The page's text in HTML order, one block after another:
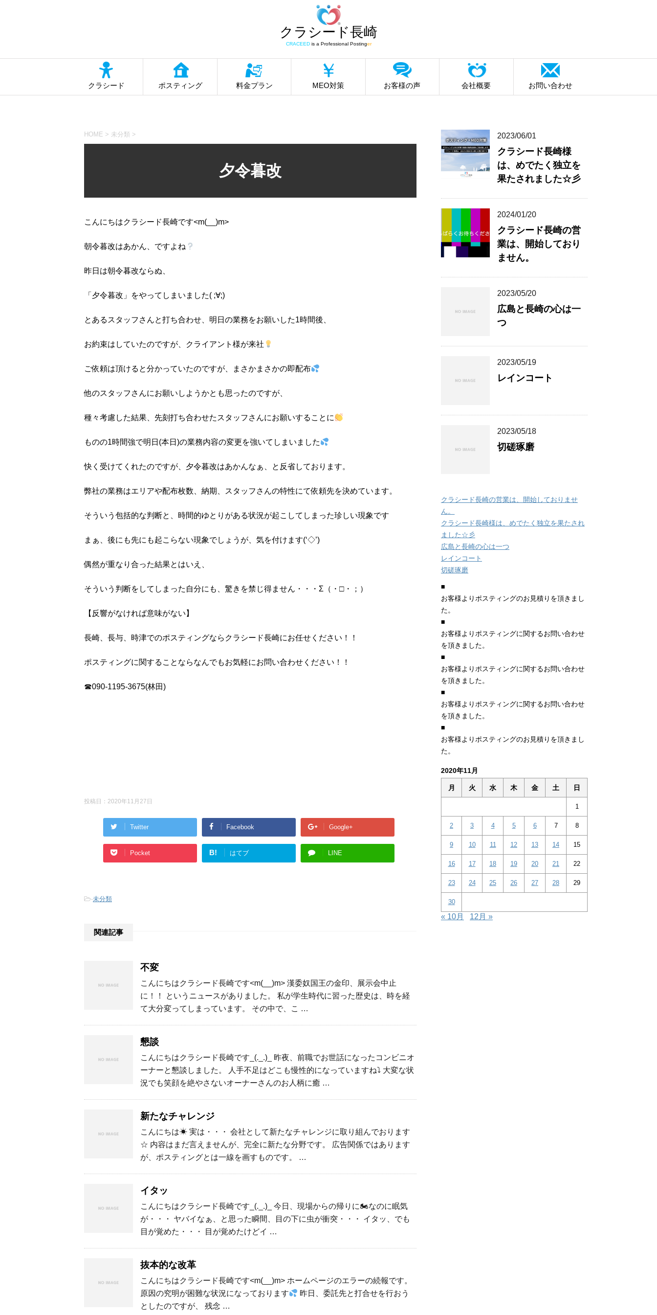
クラシード長崎
CRACEEDis a Professional Postinger
クラシード ポスティング 料金プラン MEO対策 お客様の声 会社概要 お問い合わせ
HOME > 未分類 >
夕令暮改
こんにちはクラシード長崎です<m(__)m>
朝令暮改はあかん、ですよね
昨日は朝令暮改ならぬ、
「夕令暮改」をやってしまいました( ;∀;)
とあるスタッフさんと打ち合わせ、明日の業務をお願いした1時間後、
お約束はしていたのですが、クライアント様が来社
ご依頼は頂けると分かっていたのですが、まさかまさかの即配布
他のスタッフさんにお願いしようかとも思ったのですが、
種々考慮した結果、先刻打ち合わせたスタッフさんにお願いすることに
ものの1時間強で明日(本日)の業務内容の変更を強いてしまいました
快く受けてくれたのですが、夕令暮改はあかんなぁ、と反省しております。
弊社の業務はエリアや配布枚数、納期、スタッフさんの特性にて依頼先を決めています。
そういう包括的な判断と、時間的ゆとりがある状況が起こしてしまった珍しい現象です
まぁ、後にも先にも起こらない現象でしょうが、気を付けます(‘◇’)ゞ
偶然が重なり合った結果とはいえ、
そういう判断をしてしまった自分にも、驚きを禁じ得ません・・・Σ（・□・；）
【反響がなければ意味がない】
長崎、長与、時津でのポスティングならクラシード長崎にお任せください！！
ポスティングに関することならなんでもお気軽にお問い合わせください！！
☎090-1195-3675(林田)
投稿日： 2020年11月27日
Twitter Facebook Google+
Pocket B! はてブ LINE
-未分類
関連記事
不変
こんにちはクラシード長崎です<m(__)m> 漢委奴国王の金印、展示会中止
に！！ というニュースがありました。 私が学生時代に習った歴史は、時を経
て大分変ってしまっています。 その中で、こ …
懇談
こんにちはクラシード長崎です_(._.)_ 昨夜、前職でお世話になったコンビニオ
ーナーと懇談しました。 人手不足はどこも慢性的になっていますね⤵ 大変な状
況でも笑顔を絶やさないオーナーさんのお人柄に癒 …
新たなチャレンジ
こんにちは☀ 実は・・・ 会社として新たなチャレンジに取り組んでおります
☆ 内容はまだ言えませんが、完全に新たな分野です。 広告関係ではあります
が、ポスティングとは一線を画すものです。 …
イタッ
こんにちはクラシード長崎です_(._.)_ 今日、現場からの帰りに🏍なのに眠気
が・・・ ヤバイなぁ、と思った瞬間、目の下に虫が衝突・・・ イタッ、でも
目が覚めた・・・ 目が覚めたけどイ …
抜本的な改革
こんにちはクラシード長崎です<m(__)m> ホームページのエラーの続報です。
原因の究明が困難な状況になっております
昨日、委託先と打合せを行おう
としたのですが、 残念 …
2023/06/01
クラシード長崎様
は、めでたく独立を
果たされました☆彡
2024/01/20
クラシード長崎の営
業は、開始しており
ません。
2023/05/20
広島と長崎の心は一
つ
2023/05/19
レインコート
2023/05/18
切磋琢磨
クラシード長崎の営業は、開始しておりませ
ん。
クラシード長崎様は、めでたく独立を果たされ
ました☆彡
広島と長崎の心は一つ
レインコート
切磋琢磨
■
お客様よりポスティングのお見積りを頂きまし
た。
■
お客様よりポスティングに関するお問い合わせ
を頂きました。
■
お客様よりポスティングに関するお問い合わせ
を頂きました。
■
お客様よりポスティングに関するお問い合わせ
を頂きました。
■
お客様よりポスティングのお見積りを頂きまし
た。
2020年11月
月 火 水 木 金 土 日
1
2 3 4 5 6 7 8
9 10 11 12 13 14 15
16 17 18 19 20 21 22
23 24 25 26 27 28 29
30
« 10月 12月 »